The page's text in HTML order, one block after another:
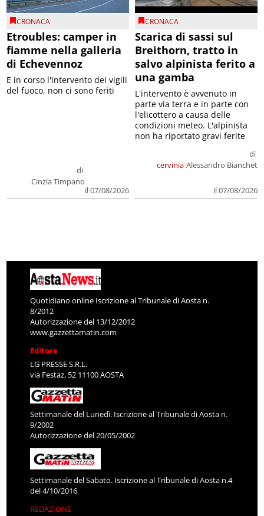
CRONACA
Etroubles: camper in
fiamme nella galleria
di Echevennoz
di
Cinzia Timpano
il 07/08/2026
E in corso l'intervento dei vigili
del fuoco, non ci sono feriti
CRONACA
Scarica di sassi sul
Breithorn, tratto in
salvo alpinista ferito a
una gamba
cervinia
di
Alessandro Bianchet
il 07/08/2026
L'intervento è avvenuto in
parte via terra e in parte con
l'elicottero a causa delle
condizioni meteo. L'alpinista
non ha riportato gravi ferite
Quotidiano online Iscrizione al Tribunale di Aosta n.
8/2012
Autorizzazione del 13/12/2012
www.gazzettamatin.com
Editore
LG PRESSE S.R.L.
via Festaz, 52 11100 AOSTA
Settimanale del Lunedì. Iscrizione al Tribunale di Aosta n.
9/2002
Autorizzazione del 20/05/2002
Settimanale del Sabato. Iscrizione al Tribunale di Aosta n.4
del 4/10/2016
REDAZIONE